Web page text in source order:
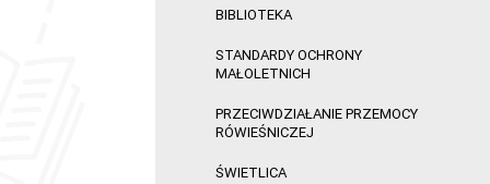
BIBLIOTEKA
STANDARDY OCHRONY
MAŁOLETNICH
PRZECIWDZIAŁANIE PRZEMOCY
RÓWIEŚNICZEJ
ŚWIETLICA